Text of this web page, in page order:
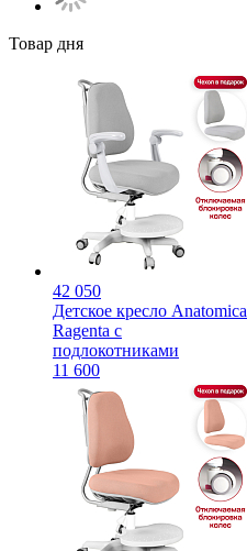
Товар дня
42 050
Детское кресло Anatomica
Ragenta с
подлокотниками
11 600